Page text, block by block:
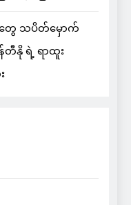
တွေ သပိတ်မှောက်
န်တီနို ရဲ့ ရာထူး